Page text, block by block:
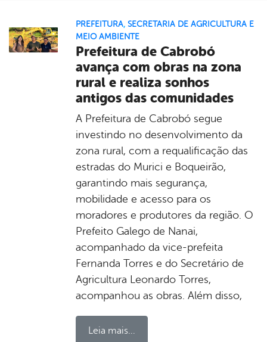
PREFEITURA, SECRETARIA DE AGRICULTURA E
MEIO AMBIENTE
Prefeitura de Cabrobó
avança com obras na zona
rural e realiza sonhos
antigos das comunidades
A Prefeitura de Cabrobó segue
investindo no desenvolvimento da
zona rural, com a requalificação das
estradas do Murici e Boqueirão,
garantindo mais segurança,
mobilidade e acesso para os
moradores e produtores da região. O
Prefeito Galego de Nanai,
acompanhado da vice-prefeita
Fernanda Torres e do Secretário de
Agricultura Leonardo Torres,
acompanhou as obras. Além disso,
Leia mais...